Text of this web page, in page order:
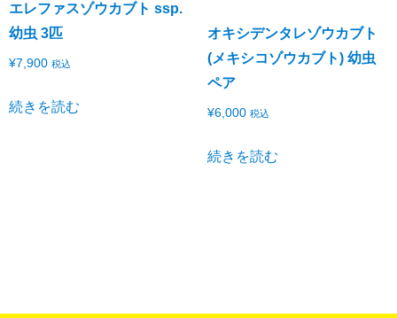
エレファスゾウカブト ssp.
幼虫 3匹
¥7,900 税込
続きを読む
オキシデンタレゾウカブト
(メキシコゾウカブト) 幼虫
ペア
¥6,000 税込
続きを読む